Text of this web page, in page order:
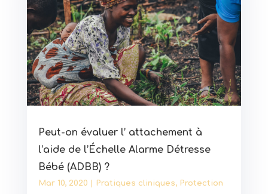
Peut-on évaluer l’ attachement à
l’aide de l’Échelle Alarme Détresse
Bébé (ADBB) ?
Mar 10, 2020 Pratiques cliniques, Protection